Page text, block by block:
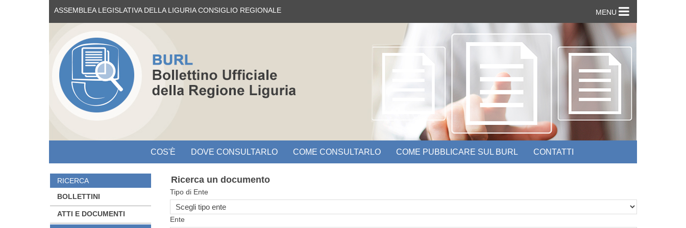
ASSEMBLEA LEGISLATIVA DELLA LIGURIA CONSIGLIO REGIONALE MENU
COS'È DOVE CONSULTARLO COME CONSULTARLO COME PUBBLICARE SUL BURL CONTATTI
Ricerca un documento
Tipo di Ente
Ente
RICERCA
BOLLETTINI
ATTI E DOCUMENTI